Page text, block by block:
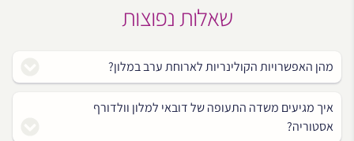
שאלות נפוצות
מהן האפשרויות הקולינריות לארוחת ערב במלון?
איך מגיעים משדה התעופה של דובאי למלון וולדורף
אסטוריה?